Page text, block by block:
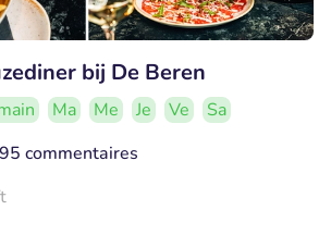
bij De Beren
Ma Me Je Ve
Sa
commentaires